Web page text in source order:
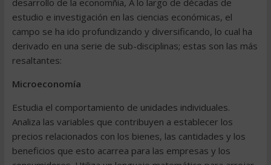
desarrollo de la economñia, A lo largo de décadas de
estudio e investigación en las ciencias económicas, el
campo se ha ido profundizando y diversificando, lo cual ha
derivado en una serie de sub-disciplinas; estas son las más
resaltantes:
Microeconomía
Estudia el comportamiento de unidades individuales.
Analiza las variables que contribuyen a establecer los
precios relacionados con los bienes, las cantidades y los
beneficios que esto acarrea para las empresas y los